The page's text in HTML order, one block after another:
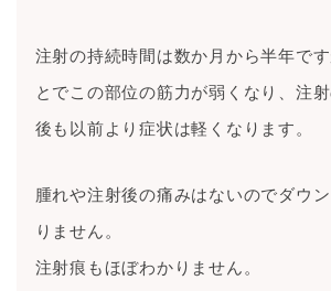
注射の持続時間は数か月から半年で
とでこの部位の筋力が弱くなり、注
後も以前より症状は軽くなります。
腫れや注射後の痛みはないのでダウ
りません。
注射痕もほぼわかりません。